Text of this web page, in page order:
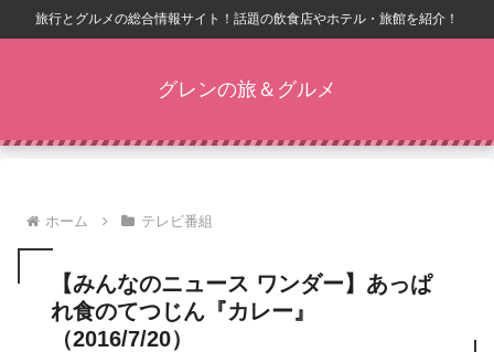
旅行とグルメの総合情報サイト！話題の飲食店やホテル・旅館を紹介！
グレンの旅＆グルメ
ホーム テレビ番組
【みんなのニュース ワンダー】あっぱ
れ食のてつじん『カレー』
（2016/7/20）